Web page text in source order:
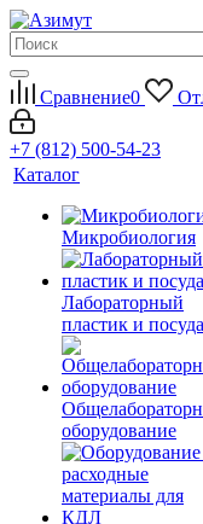
Сравнение0
+7 (812) 500-54-23
Каталог
Микробиология
Лабораторный
пластик и посуда
оборудование